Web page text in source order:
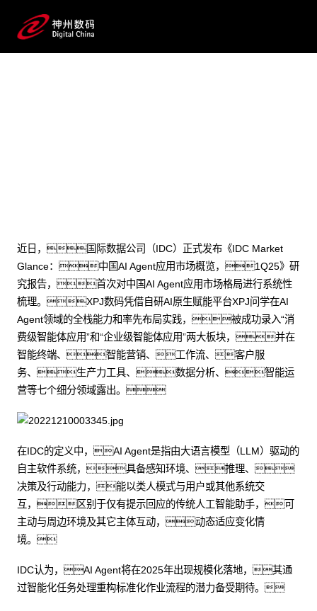
近日，国际数据公司（IDC）正式发布《IDC Market
Glance：中国AI Agent应用市场概览，1Q25》研
究报告，首次对中国AI Agent应用市场格局进行系统性
梳理。XPJ数码凭借自研AI原生赋能平台XPJ问学在AI
Agent领域的全栈能力和率先布局实践，被成功录入“消
费级智能体应用”和“企业级智能体应用”两大板块，并在
智能终端、智能营销、工作流、客户服
务、生产力工具、数据分析、智能运
营等七个细分领域露出。
在IDC的定义中，AI Agent是指由大语言模型（LLM）驱动的
自主软件系统，具备感知环境、推理、
决策及行动能力，能以类人模式与用户或其他系统交
互，区别于仅有提示回应的传统人工智能助手，可
主动与周边环境及其它主体互动，动态适应变化情
境。
IDC认为，AI Agent将在2025年出现规模化落地，其通
过智能化任务处理重构标准化作业流程的潜力备受期待。